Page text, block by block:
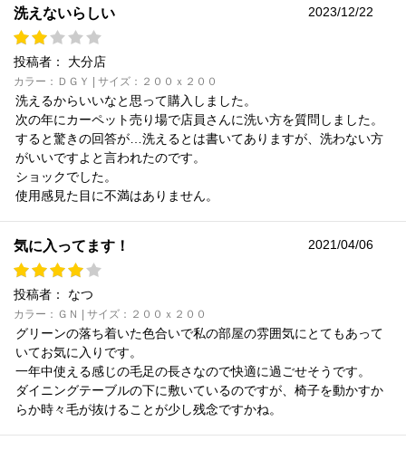
洗えないらしい 2023/12/22
投稿者： 大分店
カラー：ＤＧＹ | サイズ：２００ｘ２００
洗えるからいいなと思って購入しました。
次の年にカーペット売り場で店員さんに洗い方を質問しました。
すると驚きの回答が…洗えるとは書いてありますが、洗わない方
がいいですよと言われたのです。
ショックでした。
使用感見た目に不満はありません。
気に入ってます！ 2021/04/06
投稿者： なつ
カラー：ＧＮ | サイズ：２００ｘ２００
グリーンの落ち着いた色合いで私の部屋の雰囲気にとてもあって
いてお気に入りです。
一年中使える感じの毛足の長さなので快適に過ごせそうです。
ダイニングテーブルの下に敷いているのですが、椅子を動かすか
らか時々毛が抜けることが少し残念ですかね。